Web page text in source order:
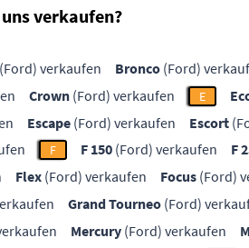
verkaufen?
(Ford) verkaufen Bronco (Ford)
Crown (Ford) verkaufen E
Escape (Ford) verkaufen Escort
F F 150 (Ford) verkaufen F
Flex (Ford) verkaufen Focus (Ford)
Grand Tourneo (Ford)
Mercury (Ford) verkaufen